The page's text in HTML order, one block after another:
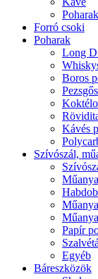
Forró csoki
Poharak
Long
Boros
Kávés
Szívószál,
Papír
Egyéb
Báreszközök